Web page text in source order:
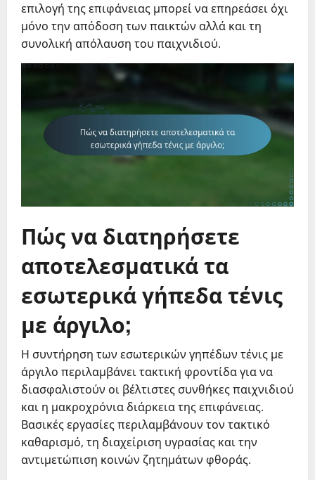
επιλογή της επιφάνειας μπορεί να επηρεάσει όχι
μόνο την απόδοση των παικτών αλλά και τη
συνολική απόλαυση του παιχνιδιού.
Πώς να διατηρήσετε
αποτελεσματικά τα
εσωτερικά γήπεδα τένις
με άργιλο;
Η συντήρηση των εσωτερικών γηπέδων τένις με
άργιλο περιλαμβάνει τακτική φροντίδα για να
διασφαλιστούν οι βέλτιστες συνθήκες παιχνιδιού
και η μακροχρόνια διάρκεια της επιφάνειας.
Βασικές εργασίες περιλαμβάνουν τον τακτικό
καθαρισμό, τη διαχείριση υγρασίας και την
αντιμετώπιση κοινών ζητημάτων φθοράς.